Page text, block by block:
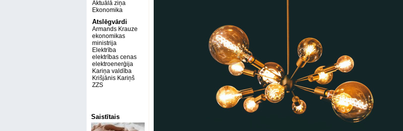
Aktuālā ziņa
Ekonomika
Atslēgvārdi
Armands Krauze
ekonomikas
ministrija
Elektrība
elektrības cenas
elektroenerģija
Kariņa valdība
Krišjānis Kariņš
ZZS
Saistītais